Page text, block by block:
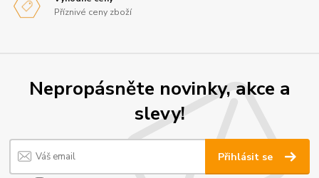
Příznivé ceny zboží
Nepropásněte novinky, akce a
slevy!
Přihlásit se